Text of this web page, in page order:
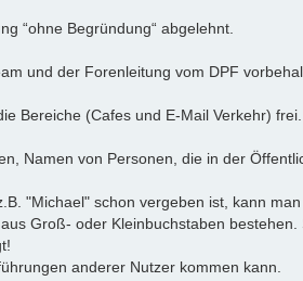
“ohne Begründung“ abgelehnt.
und der Forenleitung vom DPF
Bereiche (Cafes und E-Mail Verkehr) frei.
Namen von Personen, die in der
"Michael" schon vergeben ist, kann man
Groß- oder Kleinbuchstaben bestehen.
anderer Nutzer kommen kann.